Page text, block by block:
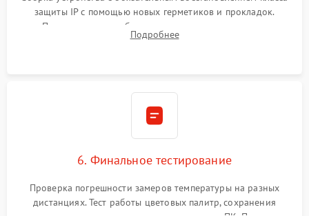
защиты IP с помощью новых герметиков и прокладок.
Программная калибровка матрицы по эталонному
абсолютно черному телу для точного измерения температур.
Подробнее
6. Финальное тестирование
Проверка погрешности замеров температуры на разных
дистанциях. Тест работы цветовых палитр, сохранения